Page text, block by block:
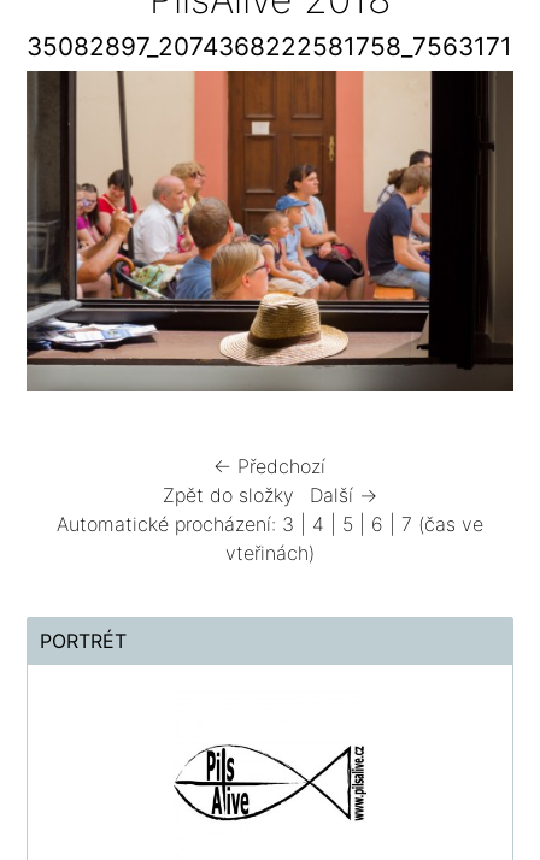
← Předchozí
Zpět do složky
Další →
Automatické procházení: 3 4 5 6 7 (čas ve
vteřinách)
PORTRÉT